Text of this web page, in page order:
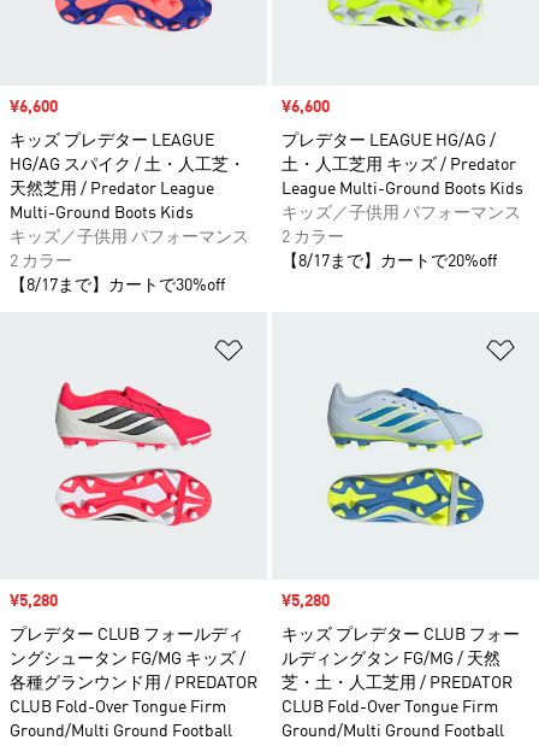
セール価格
¥6,600
キッズ プレデター LEAGUE
HG/AG スパイク / 土・人工芝・
天然芝用 / Predator League
Multi-Ground Boots Kids
キッズ／子供用 パフォーマンス
2 カラー
【8/17まで】カートで30%off
セール価格
¥6,600
プレデター LEAGUE HG/AG /
土・人工芝用 キッズ / Predator
League Multi-Ground Boots Kids
キッズ／子供用 パフォーマンス
2 カラー
【8/17まで】カートで20%off
セール価格
¥5,280
プレデター CLUB フォールディ
ングシュータン FG/MG キッズ /
各種グランウンド用 / PREDATOR
CLUB Fold-Over Tongue Firm
Ground/Multi Ground Football
セール価格
¥5,280
キッズ プレデター CLUB フォー
ルディングタン FG/MG / 天然
芝・土・人工芝用 / PREDATOR
CLUB Fold-Over Tongue Firm
Ground/Multi Ground Football